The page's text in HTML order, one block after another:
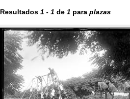
Resultados 1 - 1 de 1 para plazas